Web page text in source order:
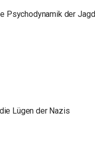
Psychodynamik der Jagd
Lügen der Nazis